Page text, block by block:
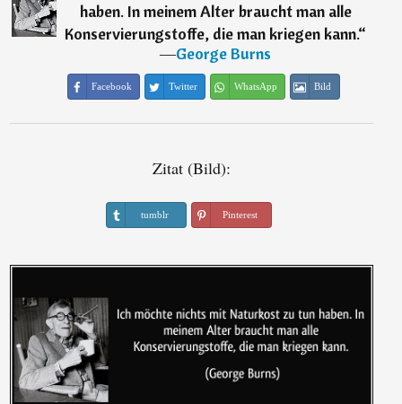
haben. In meinem Alter braucht man alle
Konservierungstoffe, die man kriegen kann.“
―George Burns
Facebook Twitter WhatsApp Bild
Zitat (Bild):
tumblr Pinterest